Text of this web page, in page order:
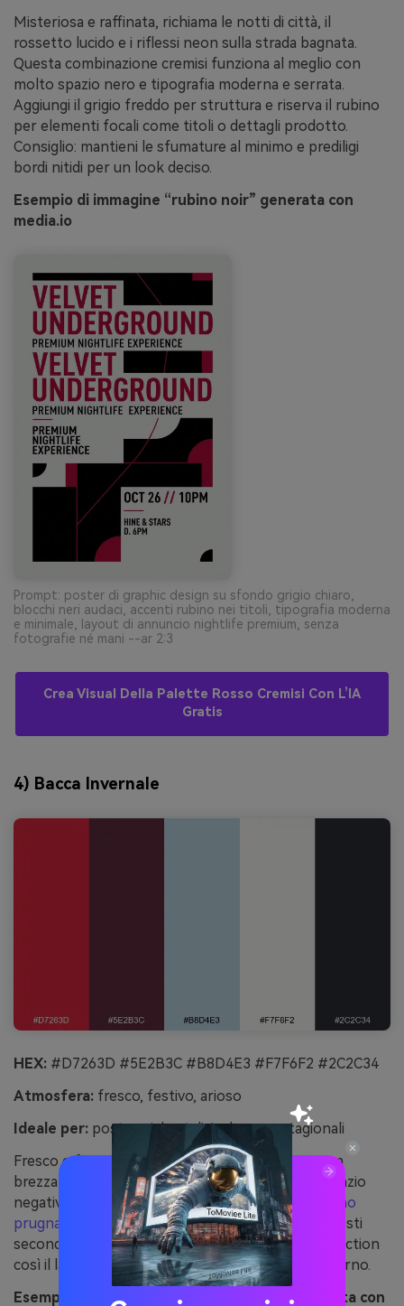
Misteriosa e raffinata, richiama le notti di città, il
rossetto lucido e i riflessi neon sulla strada bagnata.
Questa combinazione cremisi funziona al meglio con
molto spazio nero e tipografia moderna e serrata.
Aggiungi il grigio freddo per struttura e riserva il rubino
per elementi focali come titoli o dettagli prodotto.
Consiglio: mantieni le sfumature al minimo e prediligi
bordi nitidi per un look deciso.
Esempio di immagine “rubino noir” generata con
media.io
Prompt: poster di graphic design su sfondo grigio chiaro,
blocchi neri audaci, accenti rubino nei titoli, tipografia moderna
e minimale, layout di annuncio nightlife premium, senza
fotografie né mani --ar 2:3
Crea Visual Della Palette Rosso Cremisi Con L’IA
Gratis
4) Bacca Invernale
HEX: #D7263D #5E2B3C #B8D4E3 #F7F6F2 #2C2C34
Atmosfera: fresco, festivo, arioso
Ideale per: post social natalizi e banner stagionali
Fresco e festivo, evoca bacche sulla neve con una
brezza blu fredda. Usa l’azzurro ghiaccio come spazio
negativo per non appesantire troppo i rossi. Il
tono
prugna
aggiunge profondità per ombre, bordi e testi
secondari. Consiglio: riserva il rosso per le call to action
così il layout rimane pulito e luminoso come l’inverno.
Esempio di immagine “bacca invernale” generata con